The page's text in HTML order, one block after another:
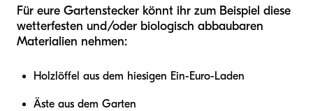
Für eure Gartenstecker könnt ihr zum Beispiel diese
wetterfesten und/oder biologisch abbaubaren
Materialien nehmen:
Holzlöffel aus dem hiesigen Ein-Euro-Laden
Äste aus dem Garten